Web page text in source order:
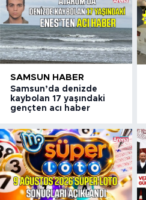
SAMSUN HABER
Samsun’da denizde
kaybolan 17 yaşındaki
gençten acı haber